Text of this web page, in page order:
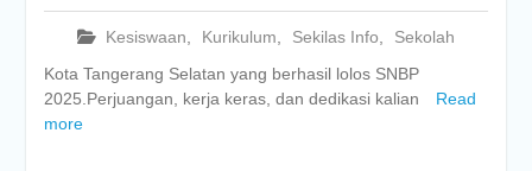
Kesiswaan Kurikulum Sekilas Info Sekolah
Kota Tangerang Selatan yang berhasil lolos SNBP
2025.Perjuangan, kerja keras, dan dedikasi kalian
Read
more